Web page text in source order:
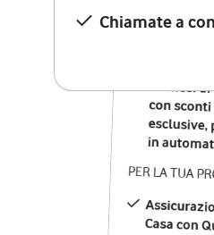
Chiamate a
nazionali
12 mesi
con
in
PER LA TUA
Casa con